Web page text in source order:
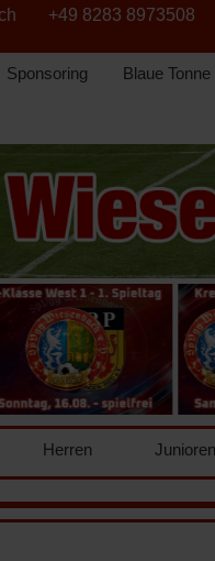
+49 8283 8973508
Sponsoring Blaue Tonne
Herren Junioren